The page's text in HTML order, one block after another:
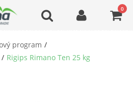
0
program
Rigips Rimano Ten 25 kg